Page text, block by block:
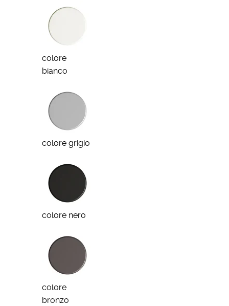
colore
bianco
colore grigio
colore nero
colore
bronzo